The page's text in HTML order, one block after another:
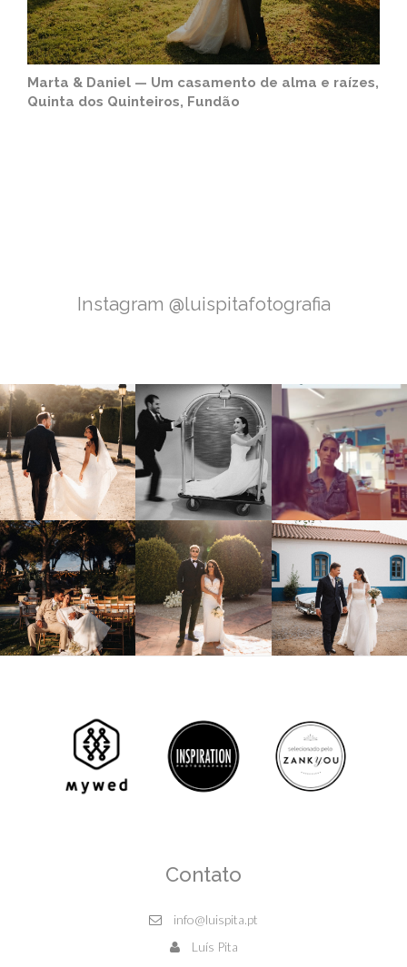
Marta & Daniel — Um casamento de alma e raízes,
Quinta dos Quinteiros, Fundão
Instagram @luispitafotografia
Contato
info@luispita.pt
Luís Pita